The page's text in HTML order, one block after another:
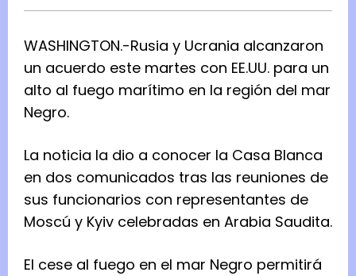
WASHINGTON.-Rusia y Ucrania alcanzaron
un acuerdo este martes con EE.UU. para un
alto al fuego marítimo en la región del mar
Negro.
La noticia la dio a conocer la Casa Blanca
en dos comunicados tras las reuniones de
sus funcionarios con representantes de
Moscú y Kyiv celebradas en Arabia Saudita.
El cese al fuego en el mar Negro permitirá